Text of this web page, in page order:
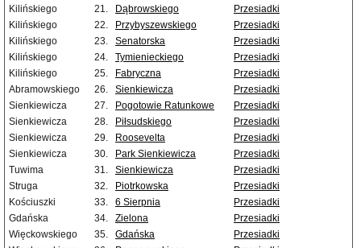
Kilińskiego
21. Dąbrowskiego
Przesiadki
Kilińskiego
22. Przybyszewskiego
Przesiadki
Kilińskiego
23. Senatorska
Przesiadki
Kilińskiego
24. Tymienieckiego
Przesiadki
Kilińskiego
25. Fabryczna
Przesiadki
Abramowskiego
26. Sienkiewicza
Przesiadki
Sienkiewicza
27. Pogotowie Ratunkowe
Przesiadki
Sienkiewicza
28. Piłsudskiego
Przesiadki
Sienkiewicza
29. Roosevelta
Przesiadki
Sienkiewicza
30. Park Sienkiewicza
Przesiadki
Tuwima
31. Sienkiewicza
Przesiadki
Struga
32. Piotrkowska
Przesiadki
Kościuszki
33. 6 Sierpnia
Przesiadki
Gdańska
34. Zielona
Przesiadki
Więckowskiego
35. Gdańska
Przesiadki